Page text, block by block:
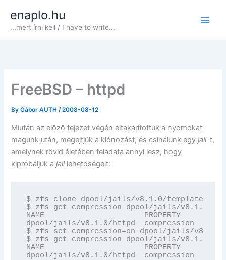
content
enaplo.hu
...mert írni kell / I have to write...
FreeBSD – httpd
ByGábor AUTH/2008-08-12
Miután az előző fejezet végén eltakarítottuk a nyomokat
magunk után, megejtjük a klónozást, és csinálunk egyjail-t,
amelynek rövid életében feladata annyi lesz, hogy
kipróbáljuk ajaillehetőségeit:
$ zfs clone dpool/jails/v8.1.0/
$ zfs get compression dpool/jails/v8.1.0/
NAME                      PROPERTY
dpool/jails/v8.1.0/httpd  compression
$ zfs set compression=on dpool/jails/
$ zfs get compression dpool/jails/v8.1.0/
NAME                      PROPERTY
dpool/jails/v8.1.0/httpd  compression